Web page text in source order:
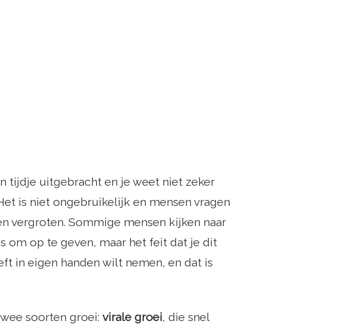
tijdje uitgebracht en je weet niet zeker
is niet ongebruikelijk en mensen vragen
vergroten. Sommige mensen kijken naar
om op te geven, maar het feit dat je dit
in eigen handen wilt nemen, en dat is
soorten groei: virale groei, die snel